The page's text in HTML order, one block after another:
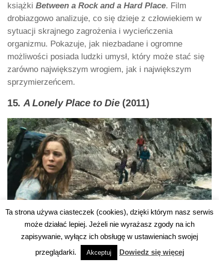
książki Between a Rock and a Hard Place. Film
drobiazgowo analizuje, co się dzieje z człowiekiem w
sytuacji skrajnego zagrożenia i wycieńczenia
organizmu. Pokazuje, jak niezbadane i ogromne
możliwości posiada ludzki umysł, który może stać się
zarówno największym wrogiem, jak i największym
sprzymierzeńcem.
15.A Lonely Place to Die(2011)
Następna pozycja w naszym rankingu najlepszych
filmów o górach –
A Lonely Place to Die w reżyserii
. Brytyjska produkcja to nie klasyczny
obraz wspinaczkowy, ale trzymający w napięciu thriller
Ta strona używa ciasteczek (cookies), dzięki którym nasz serwis
może działać lepiej. Jeżeli nie wyrażasz zgody na ich
zapisywanie, wyłącz ich obsługę w ustawieniach swojej
przeglądarki.
Akceptuj Dowiedz się więcej